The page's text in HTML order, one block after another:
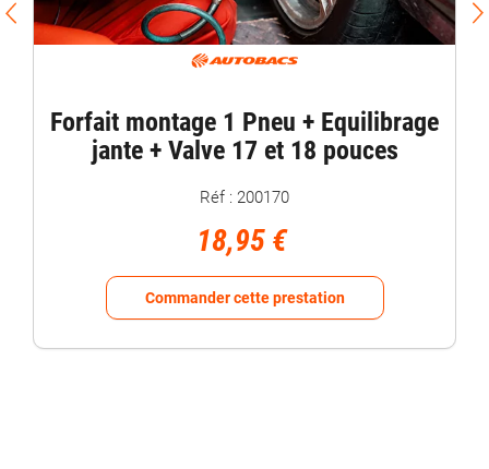
1 Pneu + Equilibrage
+ Valve 17 et 18 pouces
Commander cette prestation